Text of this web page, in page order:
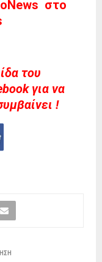
στο
του
για να
!